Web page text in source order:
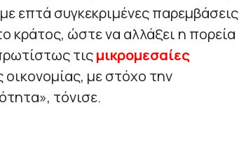
επτά συγκεκριμένες παρεμβάσεις
κράτος, ώστε να αλλάξει η πορεία
τιςμικρομεσαίες
οικονομίας, με στόχο την
τόνισε.